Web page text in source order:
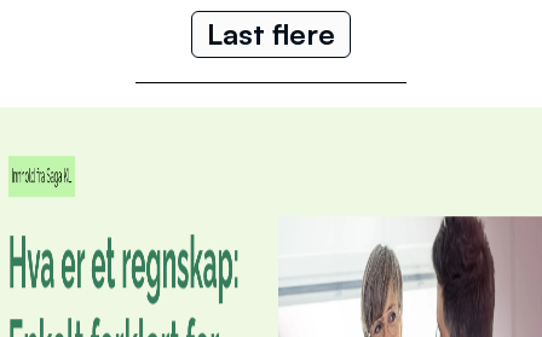
Last flere